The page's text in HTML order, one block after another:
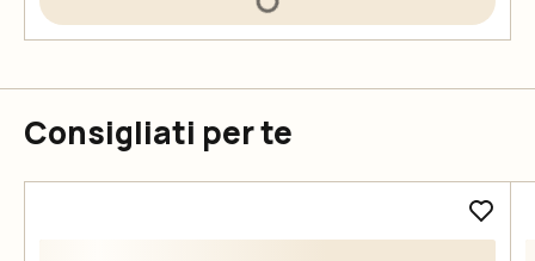
Consigliati per te